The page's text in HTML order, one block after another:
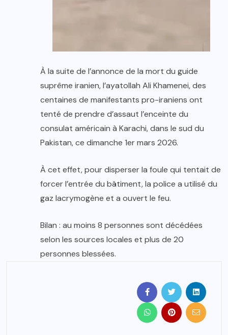
À la suite de l’annonce de la mort du guide
suprême iranien, l’ayatollah Ali Khamenei, des
centaines de manifestants pro-iraniens ont
tenté de prendre d’assaut l’enceinte du
consulat américain à Karachi, dans le sud du
Pakistan, ce dimanche 1er mars 2026.
À cet effet, pour disperser la foule qui tentait de
forcer l’entrée du bâtiment, la police a utilisé du
gaz lacrymogène et a ouvert le feu.
Bilan : au moins 8 personnes sont décédées
selon les sources locales et plus de 20
personnes blessées.